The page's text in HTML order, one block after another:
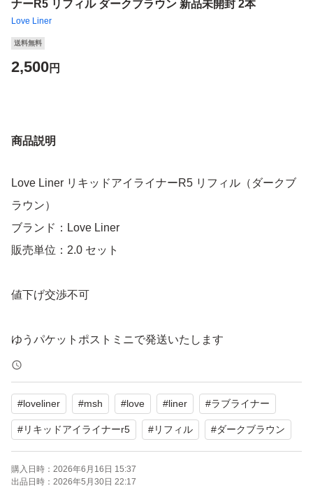
ナーR5 リフィル ダークブラウン 新品未開封 2本
Love Liner
送料無料
2,500円
商品説明
Love Liner リキッドアイライナーR5 リフィル（ダークブ
ラウン）
ブランド：Love Liner
販売単位：2.0 セット
値下げ交渉不可
ゆうパケットポストミニで発送いたします
#loveliner #msh #love #liner #ラブライナー
#リキッドアイライナーr5 #リフィル #ダークブラウン
購入日時： 2026年6月16日 15:37
出品日時： 2026年5月30日 22:17